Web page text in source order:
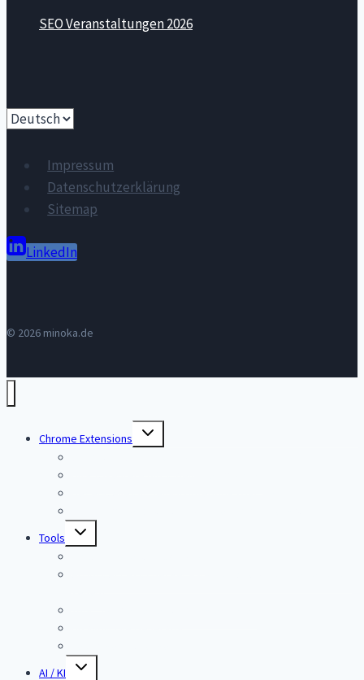
SEO Veranstaltungen 2026
Sprache
Impressum
Datenschutzerklärung
Sitemap
LinkedIn
© 2026 minoka.de
Chrome Extensions
Untermenü
umschalten
Tools
Untermenü
umschalten
AI / KI
Untermenü
umschalten